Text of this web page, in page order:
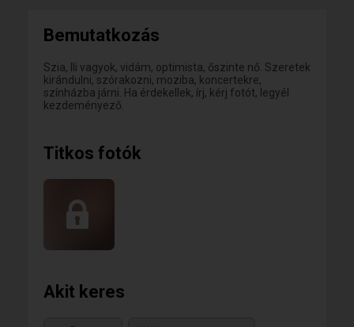
Bemutatkozás
Szia, Ili vagyok, vidám, optimista, őszinte nő. Szeretek
kirándulni, szórakozni, moziba, koncertekre,
színházba járni. Ha érdekellek, írj, kérj fotót, legyél
kezdeményező.
Titkos fotók
Akit keres